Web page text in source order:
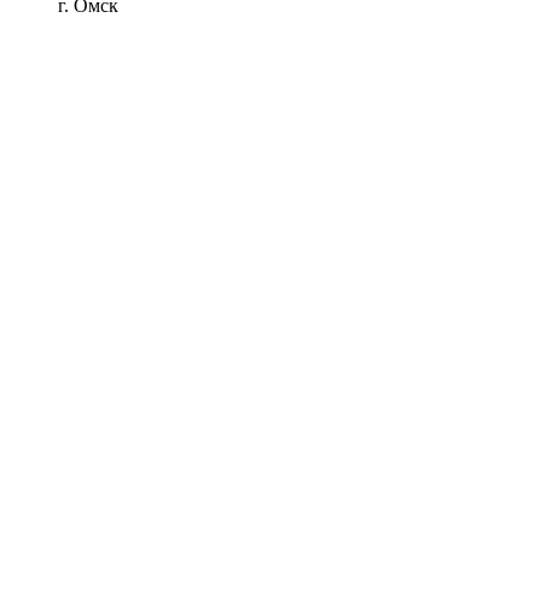
г. Омск